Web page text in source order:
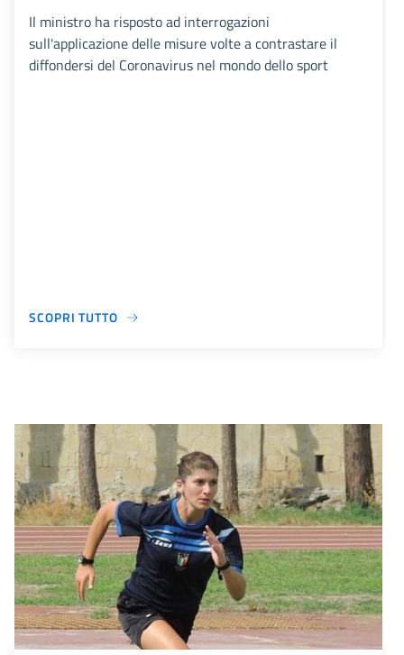
Il ministro ha risposto ad interrogazioni
sull'applicazione delle misure volte a contrastare il
diffondersi del Coronavirus nel mondo dello sport
SCOPRI TUTTO